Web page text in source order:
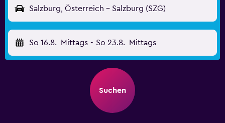
Salzburg, Österreich - Salzburg (SZG)
So 16.8. Mittags - So 23.8. Mittags
Suchen